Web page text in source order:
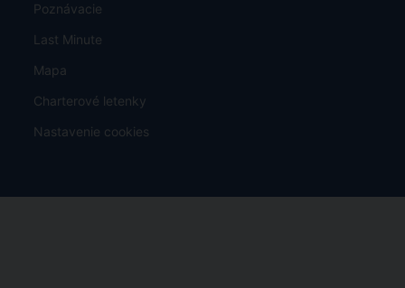
Poznávacie
Last Minute
Mapa
Charterové letenky
Nastavenie cookies